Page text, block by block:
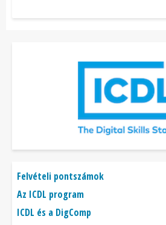
Főmenü
Felvételi pontszámok
Az ICDL program
ICDL és a DigComp